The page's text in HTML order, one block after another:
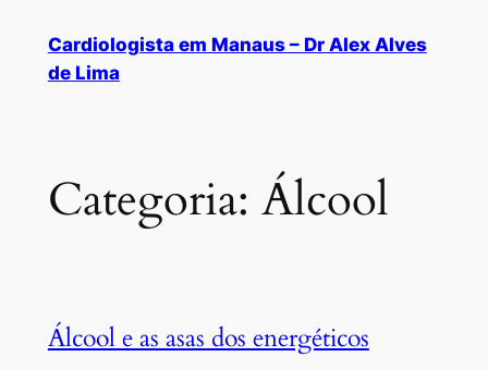
Cardiologista em Manaus – Dr Alex Alves
de Lima
Categoria: Álcool
Álcool e as asas dos energéticos